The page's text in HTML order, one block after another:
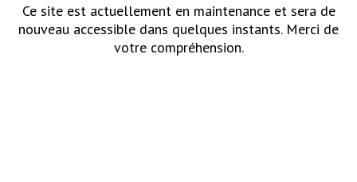
Ce site est actuellement en maintenance et sera de
nouveau accessible dans quelques instants. Merci de
votre compréhension.